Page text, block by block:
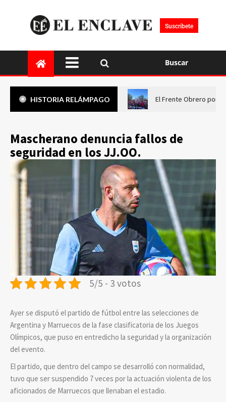
Suscríbete
Buscar
HISTORIA RELÁMPAGO El Frente Obrero pone
Mascherano denuncia fallos de
seguridad en los JJ.OO.
5/5 - 3 votos
Ayer se disputó el partido de fútbol entre las selecciones de
Argentina y Marruecos de la fase clasificatoria de los Juegos
Olímpicos, que puso en entredicho la seguridad y la organización
del evento.
El partido, que dentro del campo se desarrolló con normalidad,
tuvo que ser suspendido 7 veces por la actuación violenta de los
aficionados de Marruecos que llenaban el estadio.